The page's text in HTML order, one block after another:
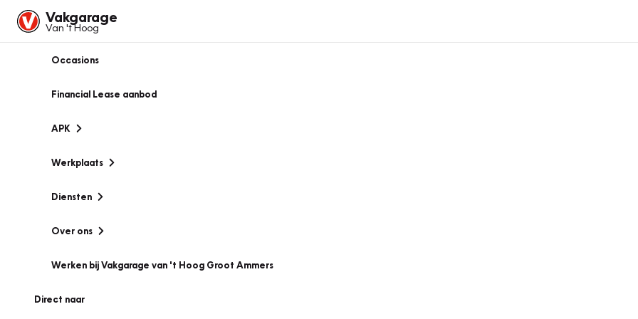
Vakgarage
Van 't Hoog
Occasions
Financial Lease aanbod
APK
Werkplaats
Diensten
Over ons
Werken bij Vakgarage van 't Hoog Groot Ammers
Direct naar